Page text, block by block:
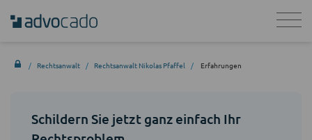
Rechtsanwalt Rechtsanwalt Nikolas Pfaffel Erfahrungen
Schildern Sie jetzt ganz einfach Ihr